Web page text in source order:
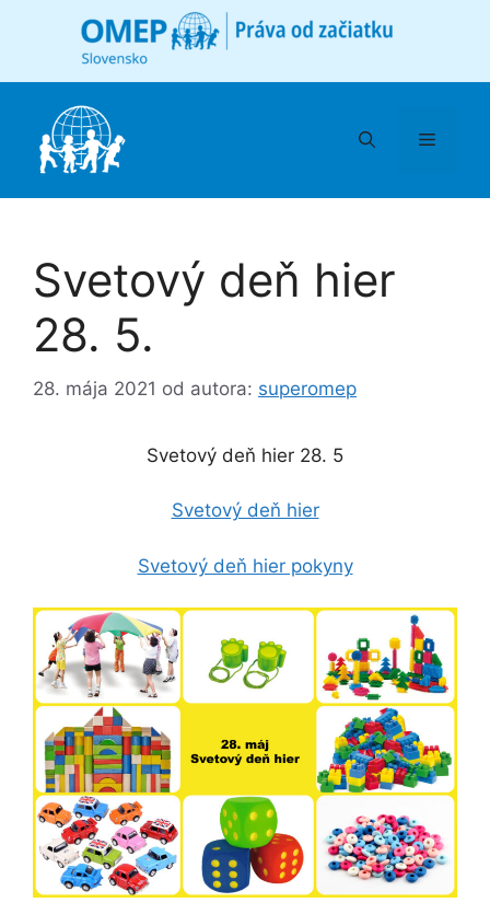
Menu
Svetový deň hier
28. 5.
28. mája 2021 od autora: superomep
Svetový deň hier 28. 5
Svetový deň hier
Svetový deň hier pokyny